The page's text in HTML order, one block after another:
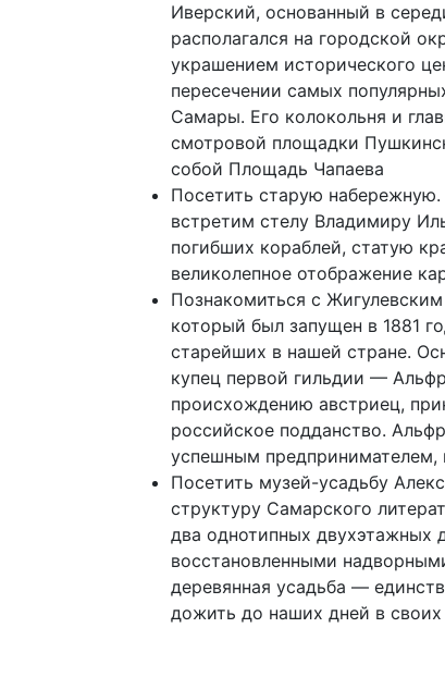
Иверский, основанный в
располагался на городской
украшением исторического
пересечении самых
Самары. Его колокольня и
смотровой площадки
собой Площадь Чапаева
Посетить старую
встретим стелу Владимиру
погибших кораблей, статую
великолепное отображение
Познакомиться с
который был запущен в 1881
старейших в нашей стране.
купец первой гильдии —
происхождению австриец,
российское подданство.
успешным
Посетить музей-усадьбу
структуру Самарского
два однотипных двухэтажных
восстановленными
деревянная усадьба —
дожить до наших дней в своих